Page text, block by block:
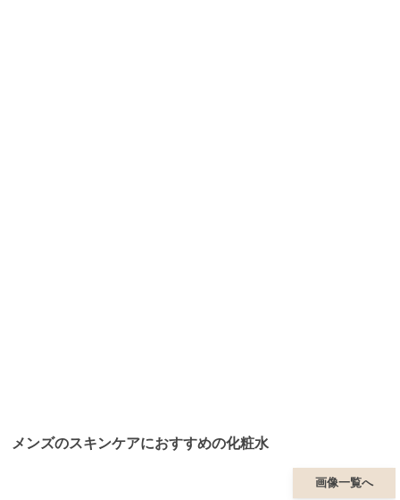
メンズのスキンケアにおすすめの化粧水
画像一覧へ